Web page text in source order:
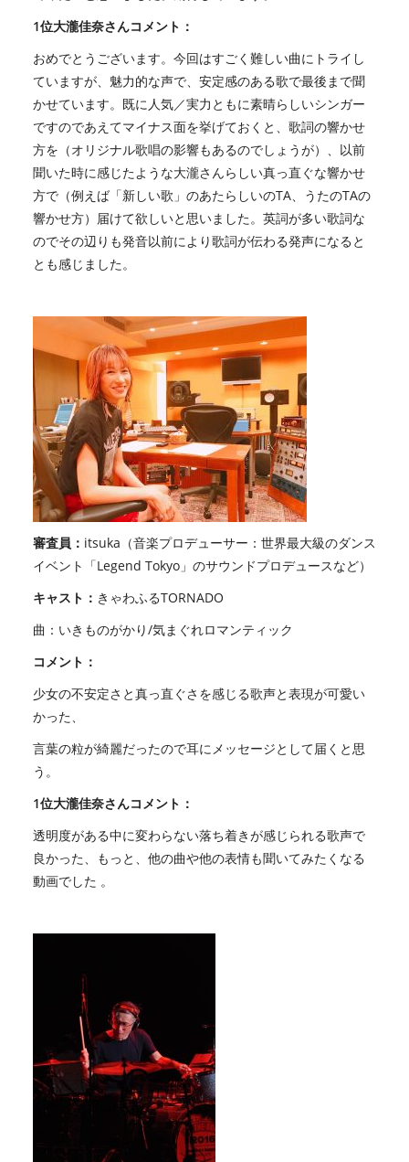
1位大瀧佳奈さんコメント：
おめでとうございます。今回はすごく難しい曲にトライし
ていますが、魅力的な声で、安定感のある歌で最後まで聞
かせています。既に人気／実力ともに素晴らしいシンガー
ですのであえてマイナス面を挙げておくと、歌詞の響かせ
方を（オリジナル歌唱の影響もあるのでしょうが）、以前
聞いた時に感じたような大瀧さんらしい真っ直ぐな響かせ
方で（例えば「新しい歌」のあたらしいのTA、うたのTAの
響かせ方）届けて欲しいと思いました。英詞が多い歌詞な
のでその辺りも発音以前により歌詞が伝わる発声になると
とも感じました。
審査員： itsuka（音楽プロデューサー：世界最大級のダンス
イベント「Legend Tokyo」のサウンドプロデュースなど）
キャスト： きゃわふるTORNADO
曲：いきものがかり/気まぐれロマンティック
コメント：
少女の不安定さと真っ直ぐさを感じる歌声と表現が可愛い
かった、
言葉の粒が綺麗だったので耳にメッセージとして届くと思
う。
1位大瀧佳奈さんコメント：
透明度がある中に変わらない落ち着きが感じられる歌声で
良かった、もっと、他の曲や他の表情も聞いてみたくなる
動画でした 。